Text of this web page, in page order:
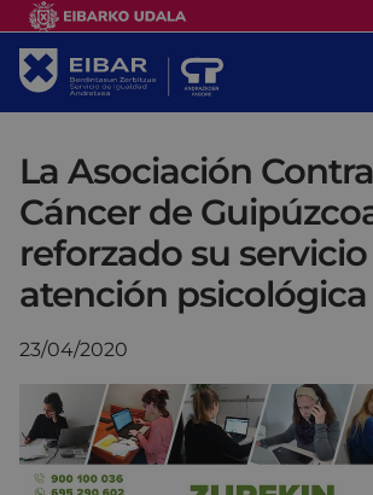
La Asociación
Cáncer de
reforzado su
atención psicológica
23/04/2020